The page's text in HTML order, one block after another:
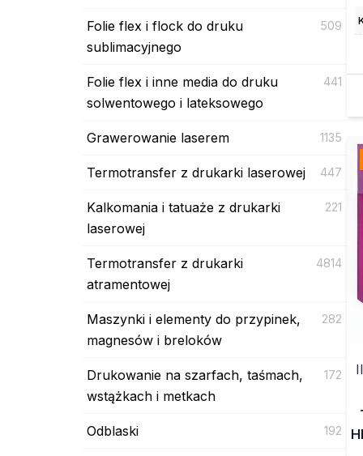
Folie flex i flock do druku
sublimacyjnego
509
Folie flex i inne media do druku
solwentowego i lateksowego
441
Grawerowanie laserem 1135
Termotransfer z drukarki laserowej 447
Kalkomania i tatuaże z drukarki
laserowej
221
Termotransfer z drukarki
atramentowej
4814
Maszynki i elementy do przypinek,
magnesów i breloków
282
Drukowanie na szarfach, taśmach,
wstążkach i metkach
172
Odblaski 192